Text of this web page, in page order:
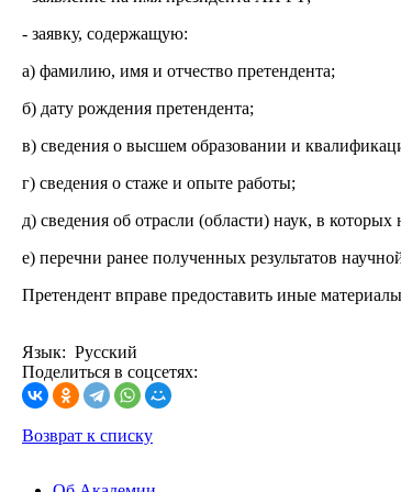
- заявку, содержащую:
а) фамилию, имя и отчество претендента;
б) дату рождения претендента;
в) сведения о высшем образовании и
г) сведения о стаже и опыте работы;
д) сведения об отрасли (области) наук, в которых
е) перечни ранее полученных результатов
Претендент вправе предоставить иные
Язык: Русский
Поделиться в соцсетях:
Возврат к списку